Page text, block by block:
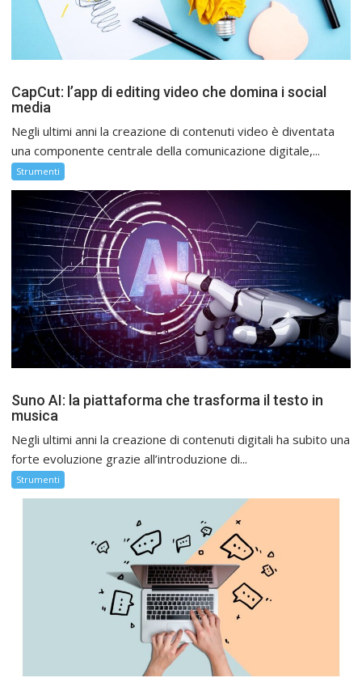
CapCut: l’app di editing video che domina i social
media
Negli ultimi anni la creazione di contenuti video è diventata
una componente centrale della comunicazione digitale,...
Strumenti
Suno AI: la piattaforma che trasforma il testo in
musica
Negli ultimi anni la creazione di contenuti digitali ha subito una
forte evoluzione grazie all’introduzione di...
Strumenti